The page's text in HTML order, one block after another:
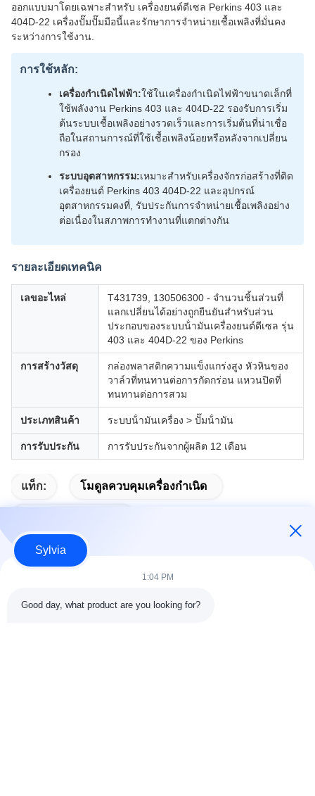
ออกแบบมาโดยเฉพาะสําหรับ เครื่องยนต์ดีเซล Perkins 403 และ
404D-22 เครื่องปั๊มปั๊มมือนี้และรักษาการจําหน่ายเชื้อเพลิงที่มั่นคง
ระหว่างการใช้งาน.
การใช้หลัก:
เครื่องกําเนิดไฟฟ้า:ใช้ในเครื่องกําเนิดไฟฟ้าขนาดเล็กที่
ใช้พลังงาน Perkins 403 และ 404D-22 รองรับการเริ่ม
ต้นระบบเชื้อเพลิงอย่างรวดเร็วและการเริ่มต้นที่น่าเชื่อ
ถือในสถานการณ์ที่ใช้เชื้อเพลิงน้อยหรือหลังจากเปลี่ยน
กรอง
ระบบอุตสาหกรรม:เหมาะสําหรับเครื่องจักรก่อสร้างที่ติด
เครื่องยนต์ Perkins 403 404D-22 และอุปกรณ์
อุตสาหกรรมคงที่, รับประกันการจําหน่ายเชื้อเพลิงอย่าง
ต่อเนื่องในสภาพการทํางานที่แตกต่างกัน
รายละเอียดเทคนิค
เลขอะไหล่
T431739, 130506300 - จํานวนชิ้นส่วนที่
แลกเปลี่ยนได้อย่างถูกยืนยันสําหรับส่วน
ประกอบของระบบน้ํามันเครื่องยนต์ดีเซล รุ่น
403 และ 404D-22 ของ Perkins
การสร้างวัสดุ
กล่องพลาสติกความแข็งแกร่งสูง หัวหินของ
วาล์วที่ทนทานต่อการกัดกร่อน แหวนปิดที่
ทนทานต่อการสวม
ประเภทสินค้า ระบบน้ํามันเครื่อง > ปั๊มน้ํามัน
การรับประกัน การรับประกันจากผู้ผลิต 12 เดือน
แท็ก: โมดูลควบคุมเครื่องกําเนิด
ติดต่อด่วน
Sylvia
1:04 PM
Good day, what product are you looking for?